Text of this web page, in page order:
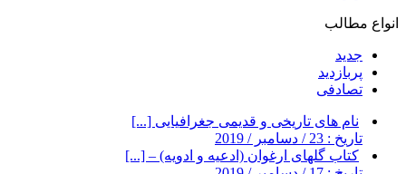
انواع مطالب
جدید
پربازدید
تصادفی
نام های تاریخی و قدیمی جغرافیایی [...]
تاریخ : 23 / دسامبر / 2019
کتاب گلهای ارغوان (ادعیه و ادویه) – [...]